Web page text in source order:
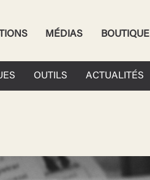
MÉDIAS BOUTIQUE
OUTILS ACTUALITÉS